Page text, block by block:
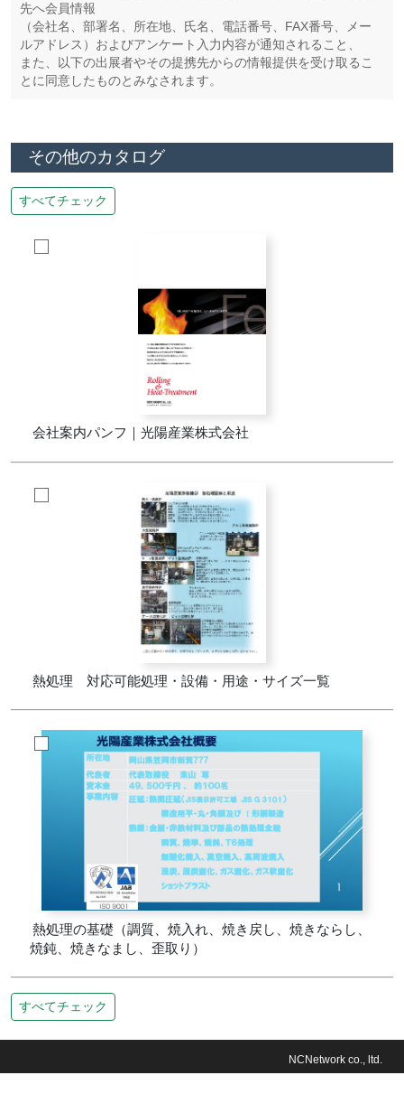
先へ会員情報
（会社名、部署名、所在地、氏名、電話番号、FAX番号、メー
ルアドレス）およびアンケート入力内容が通知されること、
また、以下の出展者やその提携先からの情報提供を受け取るこ
とに同意したものとみなされます。
その他のカタログ
すべてチェック
会社案内パンフ｜光陽産業株式会社
熱処理 対応可能処理・設備・用途・サイズ一覧
熱処理の基礎（調質、焼入れ、焼き戻し、焼きならし、
焼鈍、焼きなまし、歪取り）
すべてチェック
NCNetwork co., ltd.